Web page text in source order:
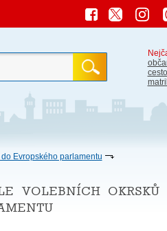
do Evropského parlamentu
volebních okrsků